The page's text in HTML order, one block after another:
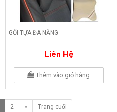
GỐI TỰA ĐA NĂNG
Liên Hệ
Thêm vào giỏ hàng
2 » Trang cuối